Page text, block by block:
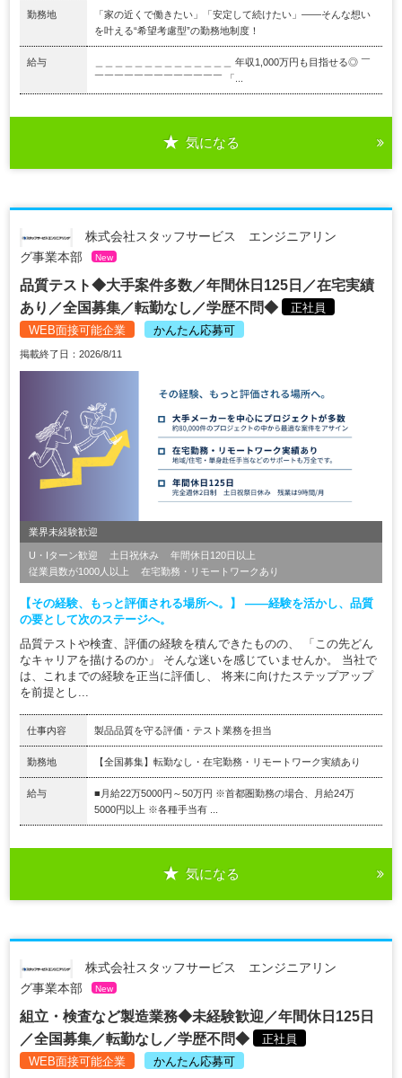
勤務地
「家の近くで働きたい」「安定して続けたい」――そんな想い
を叶える“希望考慮型”の勤務地制度！
給与
＿＿＿＿＿＿＿＿＿＿＿＿＿＿ 年収1,000万円も目指せる◎ ￣
￣￣￣￣￣￣￣￣￣￣￣￣￣ 「...
気になる
株式会社スタッフサービス エンジニアリン
グ事業本部
New
品質テスト◆大手案件多数／年間休日125日／在宅実績
あり／全国募集／転勤なし／学歴不問◆
正社員
WEB面接可能企業
かんたん応募可
掲載終了日：2026/8/11
業界未経験歓迎
U・Iターン歓迎 土日祝休み
年間休日120日以上
従業員数が1000人以上
在宅勤務・リモートワークあり
【その経験、もっと評価される場所へ。】 ――経験を活かし、品質
の要として次のステージへ。
品質テストや検査、評価の経験を積んできたものの、 「この先どん
なキャリアを描けるのか」 そんな迷いを感じていませんか。 当社で
は、これまでの経験を正当に評価し、 将来に向けたステップアップ
を前提とし...
仕事内容 製品品質を守る評価・テスト業務を担当
勤務地 【全国募集】転勤なし・在宅勤務・リモートワーク実績あり
給与
■月給22万5000円～50万円 ※首都圏勤務の場合、月給24万
5000円以上 ※各種手当有 ...
気になる
株式会社スタッフサービス エンジニアリン
グ事業本部
New
組立・検査など製造業務◆未経験歓迎／年間休日125日
／全国募集／転勤なし／学歴不問◆
正社員
WEB面接可能企業
かんたん応募可